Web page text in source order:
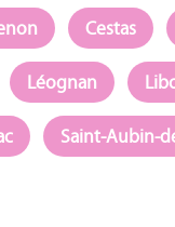
Cestas
Léognan
Saint-Aubin-